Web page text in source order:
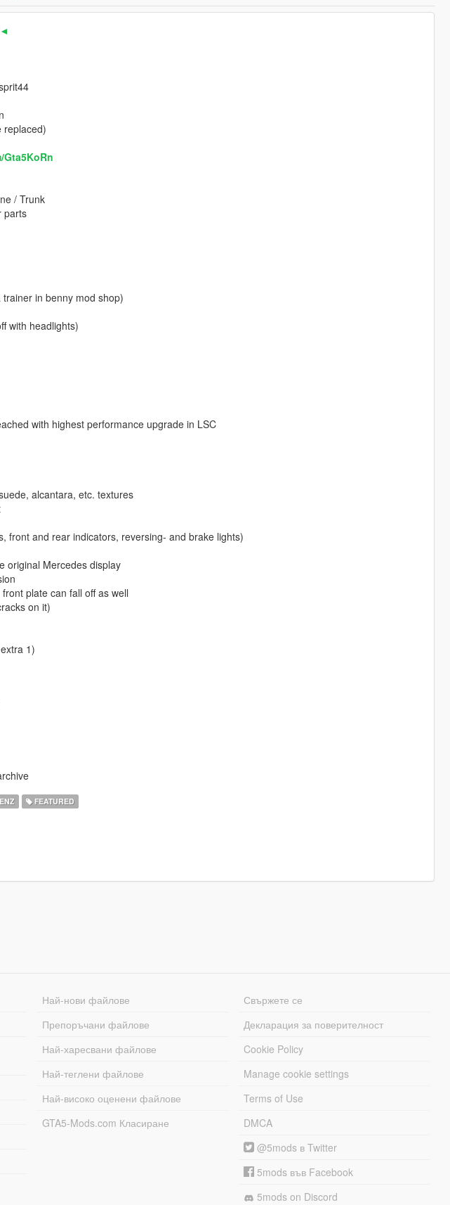
replaced)
Gta5KoRn
/ Trunk
parts
in benny mod shop)
with headlights)
with highest performance upgrade in LSC
alcantara, etc. textures
front and rear indicators, reversing- and brake lights)
original Mercedes display
plate can fall off as well
on it)
1)
FEATURED
Най-нови файлове
Препоръчани файлове
Най-харесвани файлове
Най-теглени файлове
Най-високо оценени файлове
GTA5-Mods.com Класиране
Свържете се
Декларация за поверителност
Cookie Policy
Manage cookie settings
Terms of Use
DMCA
@5mods в Twitter
5mods във Facebook
5mods on Discord